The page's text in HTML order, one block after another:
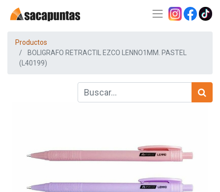
Productos
BOLIGRAFO RETRACTIL EZCO LENNO1MM. PASTEL
(L40199)